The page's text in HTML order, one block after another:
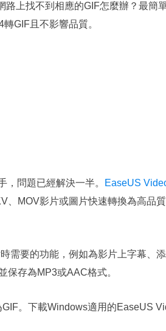
上找不到相應的GIF怎麼辦？最簡
GIF且不影響品質。
問題已經解決一半。
EaseUS
、MOV影片或圖片快速轉換為高品
需要的功能，例如為影片上字幕、
保存為MP3或AAC格式。
。下載Windows適用的EaseUS